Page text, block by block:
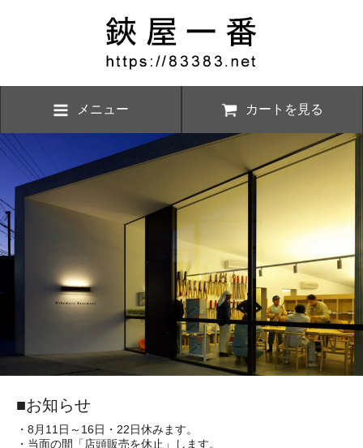
メニュー カートを見る
■お知らせ
・8月11日～16日・22日休みます。
・当面の間「店頭販売を休止」します。